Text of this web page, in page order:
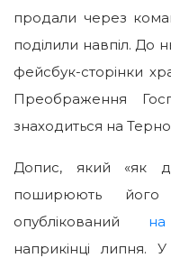
продали через
поділили навпіл. До
фейсбук-сторінки
Преображення
знаходиться на
Допис, який «як
поширюють
опублікований
наприкінці